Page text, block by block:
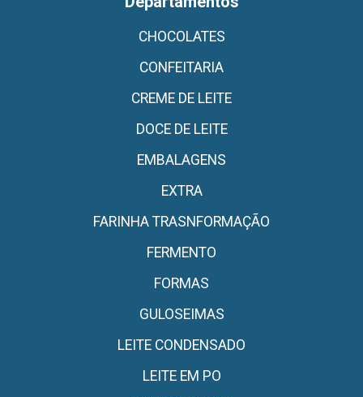
CHOCOLATES
CONFEITARIA
CREME DE LEITE
DOCE DE LEITE
EMBALAGENS
EXTRA
FARINHA TRASNFORMAÇÃO
FERMENTO
FORMAS
GULOSEIMAS
LEITE CONDENSADO
LEITE EM PO